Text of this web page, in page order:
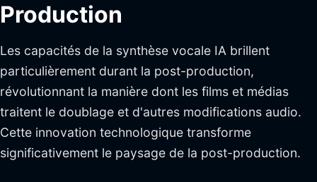
Production
Les capacités de la synthèse vocale IA brillent
particulièrement durant la post-production,
révolutionnant la manière dont les films et médias
traitent le doublage et d'autres modifications audio.
Cette innovation technologique transforme
significativement le paysage de la post-production.